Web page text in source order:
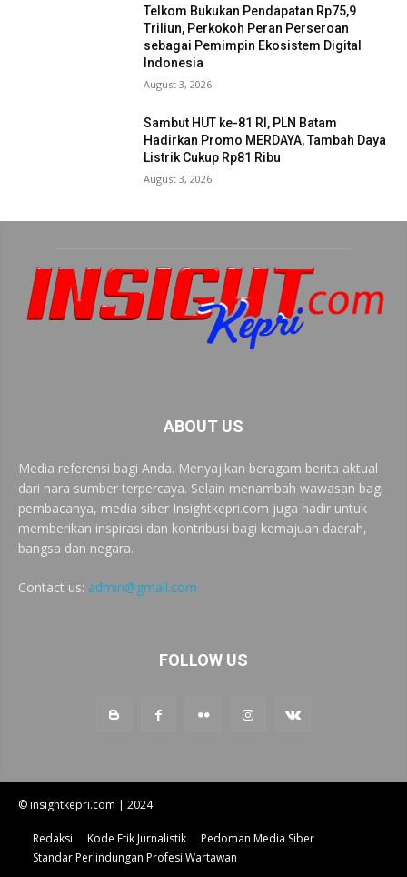
Telkom Bukukan Pendapatan Rp75,9
Triliun, Perkokoh Peran Perseroan
sebagai Pemimpin Ekosistem Digital
Indonesia
August 3, 2026
Sambut HUT ke-81 RI, PLN Batam
Hadirkan Promo MERDAYA, Tambah Daya
Listrik Cukup Rp81 Ribu
August 3, 2026
ABOUT US
Media referensi bagi Anda. Menyajikan beragam berita aktual
dari nara sumber terpercaya. Selain menambah wawasan bagi
pembacanya, media siber Insightkepri.com juga hadir untuk
memberikan inspirasi dan kontribusi bagi kemajuan daerah,
bangsa dan negara.
Contact us: admin@gmail.com
FOLLOW US
© insightkepri.com | 2024
Redaksi Kode Etik Jurnalistik
Pedoman Media Siber
Standar Perlindungan Profesi Wartawan